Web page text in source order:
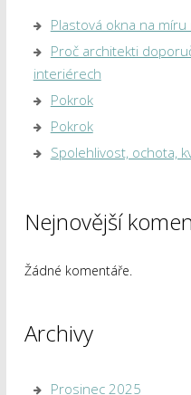
Plastová okna na
Proč architekti
interiérech
Pokrok
Pokrok
Spolehlivost, ochota,
Nejnovější
Žádné komentáře.
Archivy
Prosinec 2025